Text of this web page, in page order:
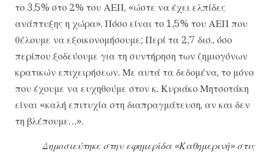
το 3,5% στο 2% του ΑΕΠ, «ώστε να έχει ελπίδες
ανάπτυξης η χώρα». Πόσο είναι το 1,5% του ΑΕΠ που
θέλουμε να εξοικονομήσουμε; Περί τα 2,7 δισ., όσο
περίπου ξοδεύουμε για τη συντήρηση των ζημιογόνων
κρατικών επιχειρήσεων. Με αυτά τα δεδομένα, το μόνο
που έχουμε να ευχηθούμε στον κ. Κυριάκο Μητσοτάκη
είναι «καλή επιτυχία στη διαπραγμάτευση, αν και δεν
τη βλέπουμε…».
Δημοσιεύτηκε στην εφημερίδα «Καθημερινή» στις